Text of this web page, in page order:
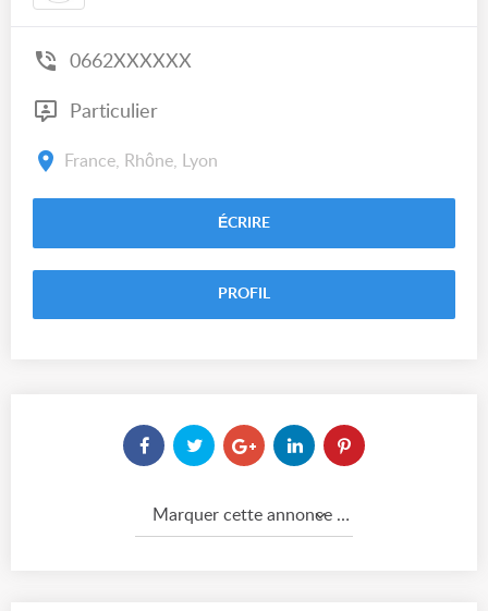
0662XXXXXX
Particulier
France, Rhône, Lyon
ÉCRIRE
PROFIL
Marquer cette annonce comme...